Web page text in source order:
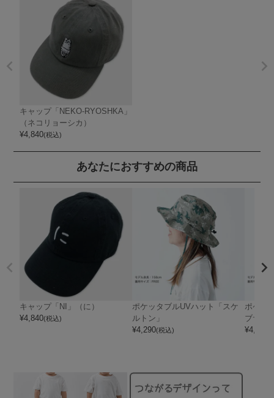
キャップ「NEKO-RYOSHKA」
（ネコリョーシカ）
¥4,840(税込)
あなたにおすすめの商品
キャップ「NI」（に）
¥4,840(税込)
ポケッタブルUVハット「スケ
ルトン」
¥4,290(税込)
ポケッ
ブサタ
¥4,290